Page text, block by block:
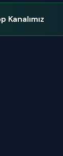
Kanalımız